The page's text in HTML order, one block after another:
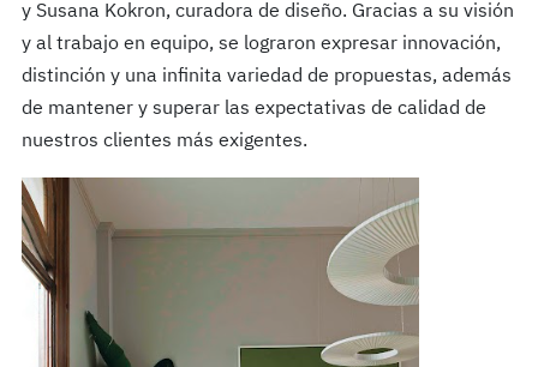
y Susana Kokron, curadora de diseño. Gracias a su visión
y al trabajo en equipo, se lograron expresar innovación,
distinción y una infinita variedad de propuestas, además
de mantener y superar las expectativas de calidad de
nuestros clientes más exigentes.